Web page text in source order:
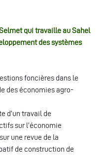
qui travaille au Sahel
des systèmes
foncières dans le
des économies agro-
d’un travail de
sur l’économie
une revue de la
de construction de